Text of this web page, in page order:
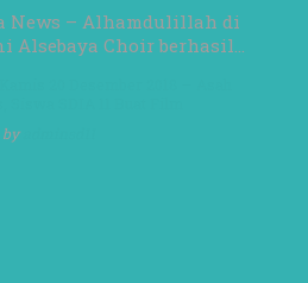
News – Alhamdulillah di
Alsebaya Choir berhasil…
by